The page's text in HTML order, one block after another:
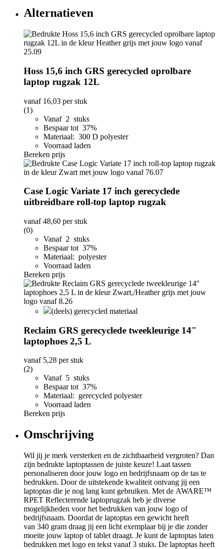
Alternatieven
Hoss 15,6 inch GRS gerecycled oprolbare
laptop rugzak 12L
vanaf 16,03 per stuk
(1)
Vanaf 2 stuks
Bespaar tot 37%
Materiaal: 300 D polyester
Voorraad laden
Bereken prijs
Case Logic Variate 17 inch gerecyclede
uitbreidbare roll-top laptop rugzak
vanaf48,60 per stuk
(0)
Vanaf 2 stuks
Bespaar tot 37%
Materiaal: polyester
Voorraad laden
Bereken prijs
(deels) gerecycled materiaal
Reclaim GRS gerecyclede tweekleurige 14"
laptophoes 2,5 L
vanaf 5,28 per stuk
(2)
Vanaf 5 stuks
Bespaar tot 37%
Materiaal: gerecycled polyester
Voorraad laden
Bereken prijs
Omschrijving
Wil jij je merk versterken en de zichtbaarheid vergroten? Dan
zijn bedrukte laptoptassen de juiste keuze! Laat tassen
personaliseren door jouw logo en bedrijfsnaam op de tas te
bedrukken. Door de uitstekende kwaliteit ontvang jij een
laptoptas die je nog lang kunt gebruiken. Met de AWARE™
RPET Reflecterende laptoprugzak heb je diverse
mogelijkheden voor het bedrukken van jouw logo of
bedrijfsnaam. Doordat de laptoptas een gewicht heeft
van 340 gram draag jij een licht exemplaar bij je die zonder
moeite jouw laptop of tablet draagt. Je kunt de laptoptas laten
bedrukken met logo en tekst vanaf 3 stuks. De laptoptas heeft